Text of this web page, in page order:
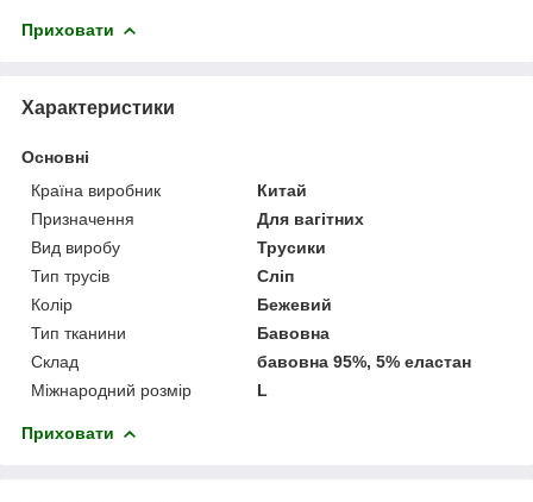
Приховати
Характеристики
Основні
Країна виробник
Китай
Призначення
Для вагітних
Вид виробу
Трусики
Тип трусів
Сліп
Колір
Бежевий
Тип тканини
Бавовна
Склад
бавовна 95%, 5% еластан
Міжнародний розмір
L
Приховати